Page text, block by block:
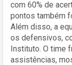
com 60% de
pontos também
Além disso, a
os defensivos,
Instituto. O time
assistências,